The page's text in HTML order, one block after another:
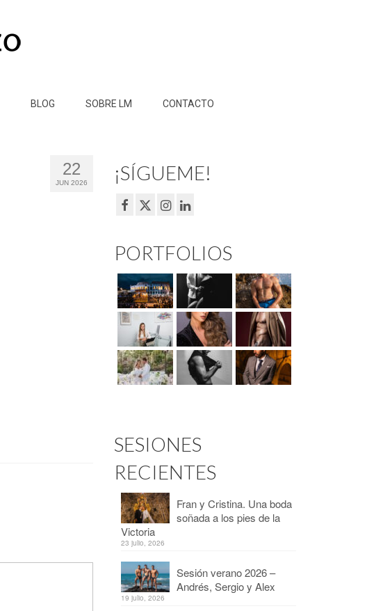
BLOG SOBRE LM CONTACTO
22
JUN 2026 ¡SÍGUEME!
PORTFOLIOS
SESIONES
RECIENTES
Fran y Cristina. Una boda
soñada a los pies de la
Victoria
23 julio, 2026
Sesión verano 2026 –
Andrés, Sergio y Alex
19 julio, 2026